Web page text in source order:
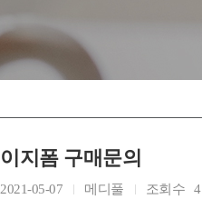
이지폼 구매문의
2021-05-07 메디풀 조회수 4